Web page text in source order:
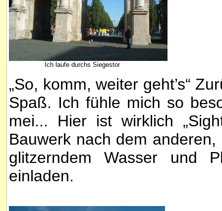
Ich laufe durchs Siegestor
„So, komm, weiter geht’s“
Spaß. Ich fühle mich so
mei... Hier ist wirklich
Bauwerk nach dem
glitzerndem Wasser und
einladen.